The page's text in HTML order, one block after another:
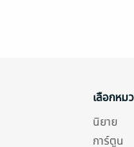
เลือกหม
นิยาย
การ์ตูน